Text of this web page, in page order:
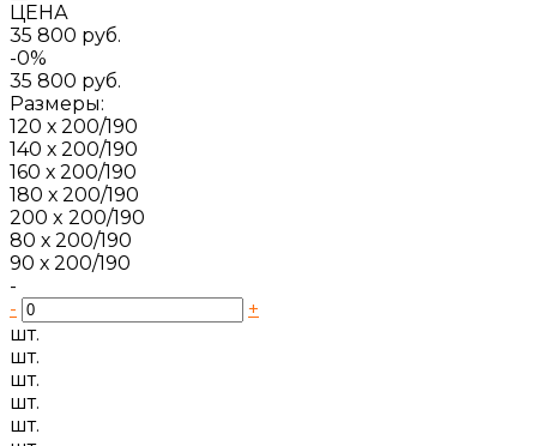
ЦЕНА
35 800 руб.
-0%
35 800 руб.
Размеры:
120 х 200/190
140 х 200/190
160 х 200/190
180 х 200/190
200 x 200/190
80 х 200/190
90 х 200/190
-
-
+
шт.
шт.
шт.
шт.
шт.